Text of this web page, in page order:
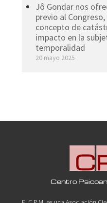
Jô Gondar nos
previo al
concepto de
impacto en la
temporalidad
20 mayo 2025
Centro